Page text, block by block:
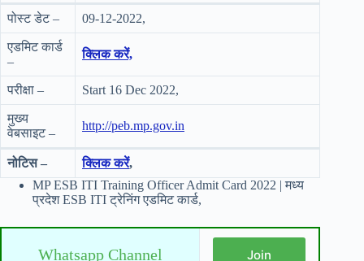
पोस्ट डेट – 09-12-2022,
एडमिट कार्ड
–
क्लिक करें,
परीक्षा – Start 16 Dec 2022,
मुख्य
वेबसाइट –
http://peb.mp.gov.in
नोटिस – क्लिक करें,
MP ESB ITI Training Officer Admit Card 2022 | मध्य
प्रदेश ESB ITI ट्रेनिंग एडमिट कार्ड,
Whatsapp Channel Join